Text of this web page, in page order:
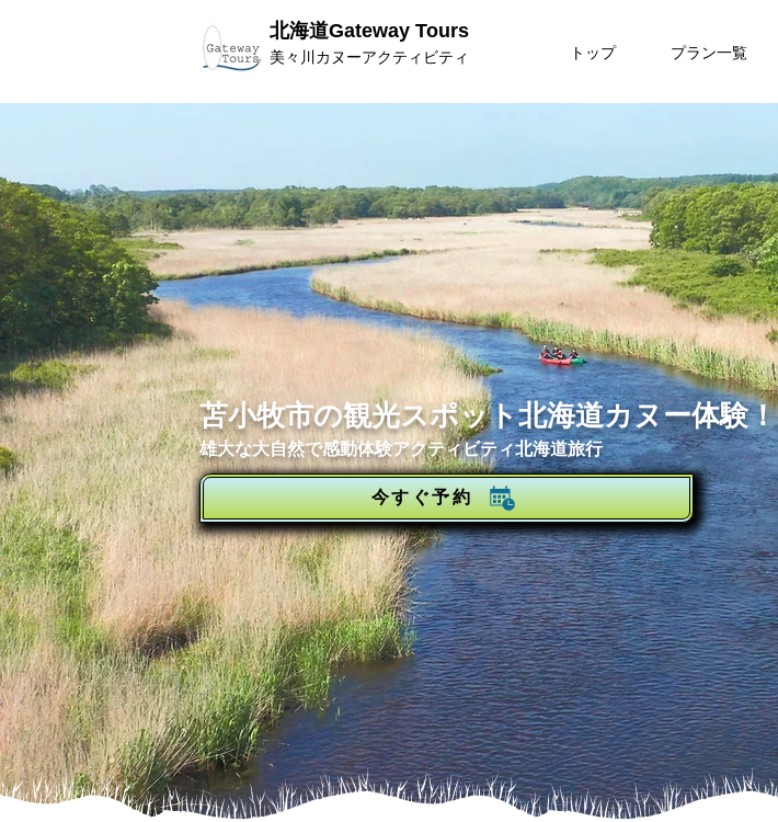
北海道Gateway Tours
美々川カヌーアクティビティ トップ プラン一覧
苫小牧市の観光スポット北海道カヌー体験！
雄大な大自然で感動体験アクティビティ北海道旅行
今すぐ予約